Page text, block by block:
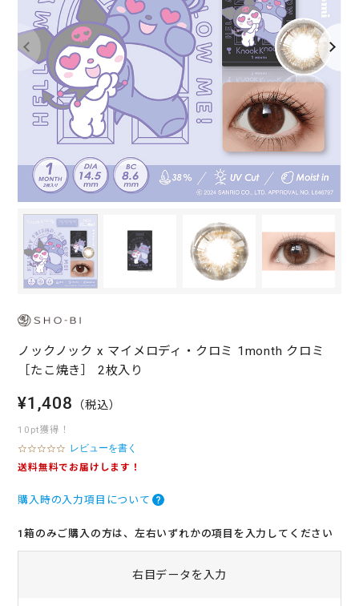
ノックノック x マイメロディ・クロミ 1month クロミ
［たこ焼き］ 2枚入り
¥1,408 （税込）
10pt獲得！
0
.
t
r
レビューを書く
送料無料でお届けします！
購入時の入力項目について
1箱のみご購入の方は、左右いずれかの項目を入力してください
右目データを入力